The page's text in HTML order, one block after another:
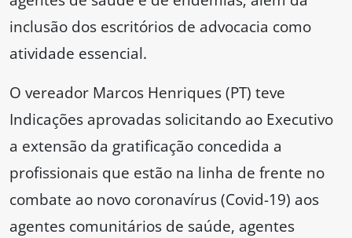
inclusão dos escritórios de advocacia como
atividade essencial.
O vereador Marcos Henriques (PT) teve
Indicações aprovadas solicitando ao Executivo
a extensão da gratificação concedida a
profissionais que estão na linha de frente no
combate ao novo coronavírus (Covid-19) aos
agentes comunitários de saúde, agentes